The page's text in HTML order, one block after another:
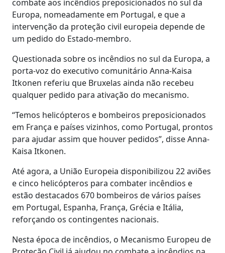
combate aos incêndios preposicionados no sul da
Europa, nomeadamente em Portugal, e que a
intervenção da proteção civil europeia depende de
um pedido do Estado-membro.
Questionada sobre os incêndios no sul da Europa, a
porta-voz do executivo comunitário Anna-Kaisa
Itkonen referiu que Bruxelas ainda não recebeu
qualquer pedido para ativação do mecanismo.
“Temos helicópteros e bombeiros preposicionados
em França e países vizinhos, como Portugal, prontos
para ajudar assim que houver pedidos”, disse Anna-
Kaisa Itkonen.
Até agora, a União Europeia disponibilizou 22 aviões
e cinco helicópteros para combater incêndios e
estão destacados 670 bombeiros de vários países
em Portugal, Espanha, França, Grécia e Itália,
reforçando os contingentes nacionais.
Nesta época de incêndios, o Mecanismo Europeu de